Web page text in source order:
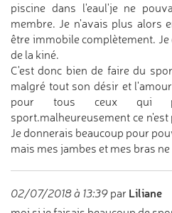
piscine dans l'eaul'je ne
membre. Je n'avais plus alors
être immobile complètement.
de la kiné.
C'est donc bien de faire du
malgré tout son désir et
pour tous ceux qui
sport.malheureusement ce
Je donnerais beaucoup pour
mais mes jambes et mes bras
02/07/2018 à 13:39 par Liliane